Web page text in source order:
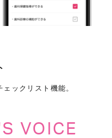
ックリスト機能。
VOICE